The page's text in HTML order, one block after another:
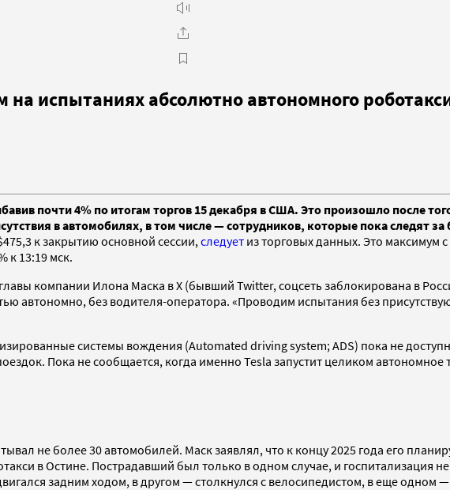
испытаниях абсолютно автономного
почти 4% по итогам торгов 15 декабря в США. Это произошло после
в автомобилях, в том числе — сотрудников, которые пока следят
к закрытию основной сессии, следует из торговых данных. Это максимум
к 13:19 мск.
компании Илона Маска в X (бывший Twitter, соцсеть заблокирована в
автономно, без водителя-оператора. «Проводим испытания без
системы вождения (Automated driving system; ADS) пока не
Пока не сообщается, когда именно Tesla запустит целиком
не более 30 автомобилей. Маск заявлял, что к концу 2025 года его
в Остине. Пострадавший был только в одном случае, и госпитализация
задним ходом, в другом — столкнулся с велосипедистом, в еще одном